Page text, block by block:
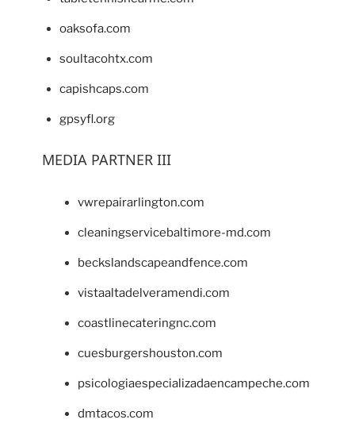
oaksofa.com
soultacohtx.com
capishcaps.com
gpsyfl.org
MEDIA PARTNER III
vwrepairarlington.com
cleaningservicebaltimore-md.com
beckslandscapeandfence.com
vistaaltadelveramendi.com
coastlinecateringnc.com
cuesburgershouston.com
psicologiaespecializadaencampeche.com
dmtacos.com